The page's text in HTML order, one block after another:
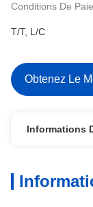
Conditions De
T/T, L/C
Obtenez Le
Informations